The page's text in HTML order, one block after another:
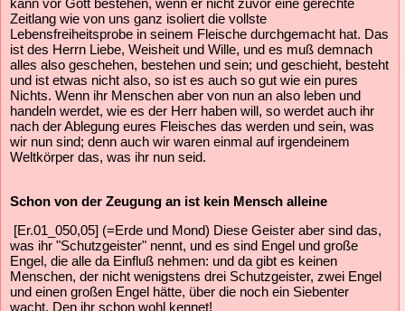
Zeitlang wie von uns ganz isoliert die vollste
Lebensfreiheitsprobe in seinem Fleische durchgemacht hat. Das
ist des Herrn Liebe, Weisheit und Wille, und es muß demnach
alles also geschehen, bestehen und sein; und geschieht, besteht
und ist etwas nicht also, so ist es auch so gut wie ein pures
Nichts. Wenn ihr Menschen aber von nun an also leben und
handeln werdet, wie es der Herr haben will, so werdet auch ihr
nach der Ablegung eures Fleisches das werden und sein, was
wir nun sind; denn auch wir waren einmal auf irgendeinem
Weltkörper das, was ihr nun seid.
Schon von der Zeugung an ist kein Mensch alleine
[Er.01_050,05] (=Erde und Mond) Diese Geister aber sind das,
was ihr "Schutzgeister" nennt, und es sind Engel und große
Engel, die alle da Einfluß nehmen: und da gibt es keinen
Menschen, der nicht wenigstens drei Schutzgeister, zwei Engel
und einen großen Engel hätte, über die noch ein Siebenter
wacht, Den ihr schon wohl kennet!